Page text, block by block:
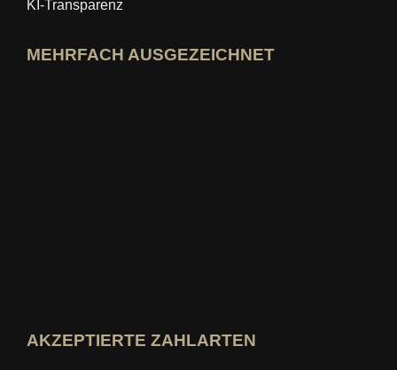
KI-Transparenz
MEHRFACH AUSGEZEICHNET
AKZEPTIERTE ZAHLARTEN